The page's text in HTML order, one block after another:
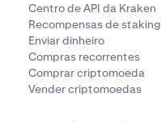
Centro de API da Kraken
Recompensas de staking
Enviar dinheiro
Compras recorrentes
Comprar criptomoeda
Vender criptomoedas